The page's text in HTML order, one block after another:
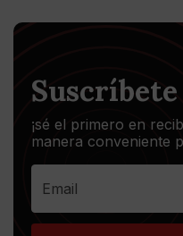
¡sé el primero en
manera conveniente